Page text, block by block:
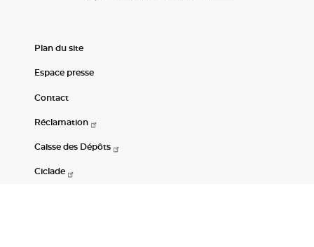
Plan du site
Espace presse
Contact
Réclamation
Caisse des Dépôts
Ciclade